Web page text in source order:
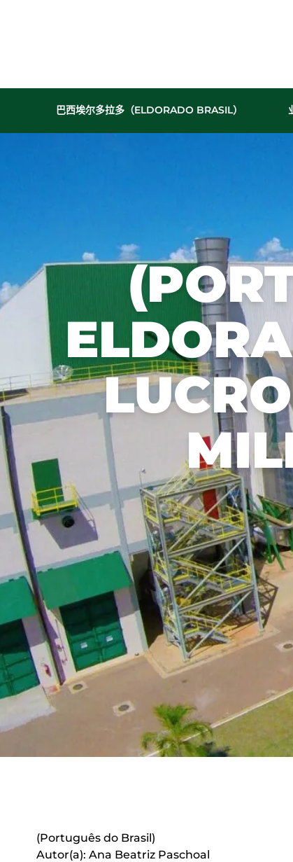
Utilizamos cookies para oferecer a melhor
pode escolher quais categorias de
Permitem analisar acessos e comportamento
performance do site.
Recusar não essenciais
Salvar
巴西埃尔多拉多（ELDORADO BRASIL）
了连续的
生产和销
售记录，
在各个领
域取得了
技术进
步。
(Português do Brasil)
Autor(a): Ana Beatriz Paschoal